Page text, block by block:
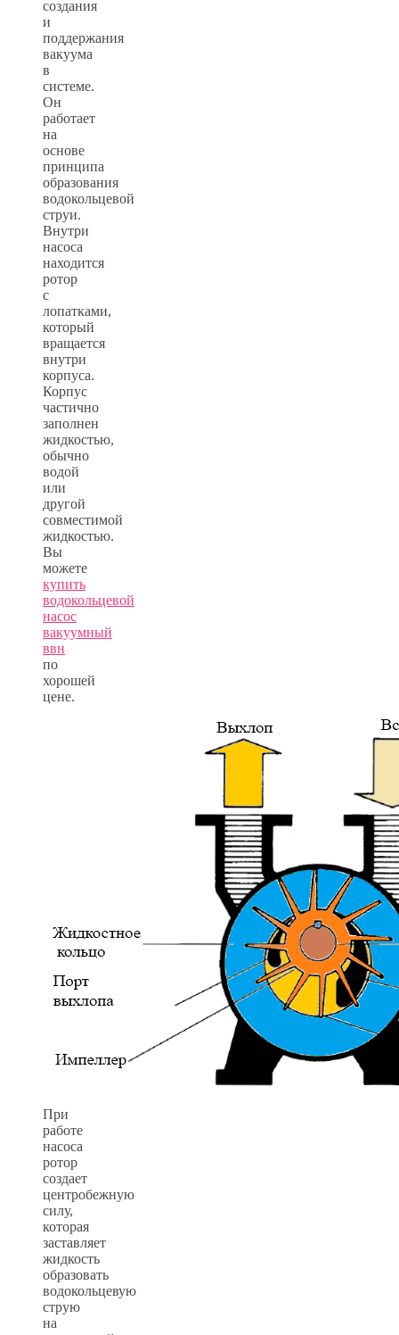
создания
и
поддержания
вакуума
в
системе.
Он
работает
на
основе
принципа
образования
водокольцевой
струи.
Внутри
насоса
находится
ротор
с
лопатками,
который
вращается
внутри
корпуса.
Корпус
частично
заполнен
жидкостью,
обычно
водой
или
другой
совместимой
жидкостью.
Вы
можете
купить
водокольцевой
насос
вакуумный
ввн
по
хорошей
цене.
При
работе
насоса
ротор
создает
центробежную
силу,
которая
заставляет
жидкость
образовать
водокольцевую
струю
на